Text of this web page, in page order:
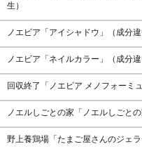
生）
ノエビア「アイシャドウ」（成分違
ノエビア「ネイルカラー」（成分違
回収終了「ノエビア メノフォーミ
ノエルしごとの家「ノエルしごと
野上養鶏場「たまご屋さんのジェ